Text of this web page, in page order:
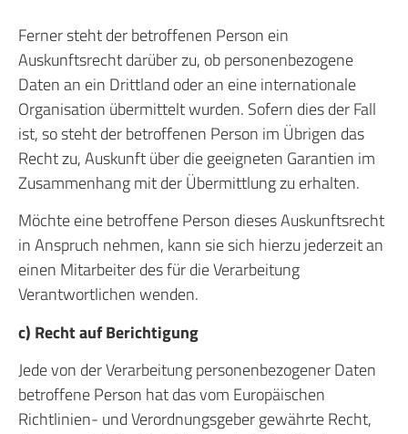
Ferner steht der betroffenen Person ein
Auskunftsrecht darüber zu, ob personenbezogene
Daten an ein Drittland oder an eine internationale
Organisation übermittelt wurden. Sofern dies der Fall
ist, so steht der betroffenen Person im Übrigen das
Recht zu, Auskunft über die geeigneten Garantien im
Zusammenhang mit der Übermittlung zu erhalten.
Möchte eine betroffene Person dieses Auskunftsrecht
in Anspruch nehmen, kann sie sich hierzu jederzeit an
einen Mitarbeiter des für die Verarbeitung
Verantwortlichen wenden.
c) Recht auf Berichtigung
Jede von der Verarbeitung personenbezogener Daten
betroffene Person hat das vom Europäischen
Richtlinien- und Verordnungsgeber gewährte Recht,